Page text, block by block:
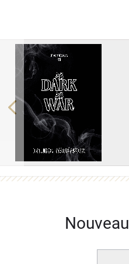
Previous